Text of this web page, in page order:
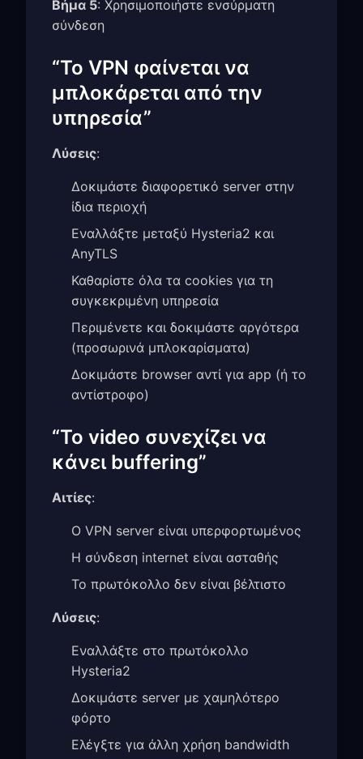
Βήμα 5: Χρησιμοποιήστε ενσύρματη
σύνδεση
“Το VPN φαίνεται να
μπλοκάρεται από την
υπηρεσία”
Λύσεις:
Δοκιμάστε διαφορετικό server στην
ίδια περιοχή
Εναλλάξτε μεταξύ Hysteria2 και
AnyTLS
Καθαρίστε όλα τα cookies για τη
συγκεκριμένη υπηρεσία
Περιμένετε και δοκιμάστε αργότερα
(προσωρινά μπλοκαρίσματα)
Δοκιμάστε browser αντί για app (ή το
αντίστροφο)
“Το video συνεχίζει να
κάνει buffering”
Αιτίες:
Ο VPN server είναι υπερφορτωμένος
Η σύνδεση internet είναι ασταθής
Το πρωτόκολλο δεν είναι βέλτιστο
Λύσεις:
Εναλλάξτε στο πρωτόκολλο
Hysteria2
Δοκιμάστε server με χαμηλότερο
φόρτο
Ελέγξτε για άλλη χρήση bandwidth